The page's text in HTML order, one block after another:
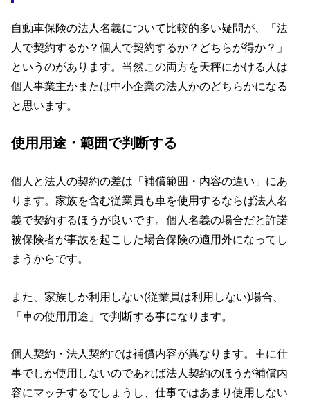
自動車保険の法人名義について比較的多い疑問が、「法
人で契約するか？個人で契約するか？どちらが得か？」
というのがあります。当然この両方を天秤にかける人は
個人事業主かまたは中小企業の法人かのどちらかになる
と思います。
使用用途・範囲で判断する
個人と法人の契約の差は「補償範囲・内容の違い」にあ
ります。家族を含む従業員も車を使用するならば法人名
義で契約するほうが良いです。個人名義の場合だと許諾
被保険者が事故を起こした場合保険の適用外になってし
まうからです。
また、家族しか利用しない(従業員は利用しない)場合、
「車の使用用途」で判断する事になります。
個人契約・法人契約では補償内容が異なります。主に仕
事でしか使用しないのであれば法人契約のほうが補償内
容にマッチするでしょうし、仕事ではあまり使用しない